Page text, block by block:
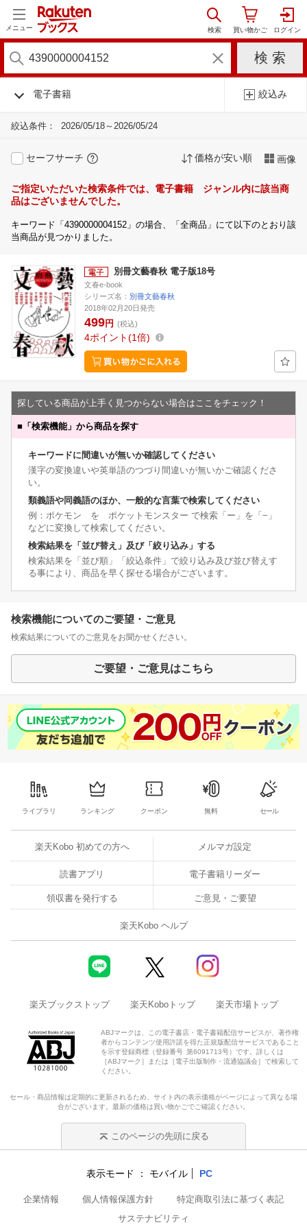
メニュー
電子書籍 絞込み
絞込条件： 2026/05/18～2026/05/24
セーフサーチ 価格が安い順 画像
ご指定いただいた検索条件では、電子書籍 ジャンル内に該当商
品はございませんでした。
キーワード「4390000004152」の場合、「全商品」にて以下のとおり該
当商品が見つかりました。
別冊文藝春秋 電子版18号
文春e-book
シリーズ名： 別冊文藝春秋
2018年02月20日発売
499円 (税込)
4ポイント 1倍
探している商品が上手く見つからない場合はここをチェック！
■ 「検索機能」から商品を探す
キーワードに間違いが無いか確認してください
漢字の変換違いや英単語のつづり間違いが無いかご確認くださ
い。
類義語や同義語のほか、一般的な言葉で検索してください
例：ポケモン を ポケットモンスター で検索「ー」を「−」
などに変換して検索してください。
検索結果を「並び替え」及び「絞り込み」する
検索結果を「並び順」「絞込条件」で絞り込み及び並び替えす
る事により、商品を早く探せる場合がございます。
検索機能についてのご要望・ご意見
検索結果についてのご意見をお聞かせください。
ご要望・ご意見はこちら
ライブラリ ランキング クーポン 無料 セール
楽天Kobo 初めての方へ メルマガ設定
読書アプリ 電子書籍リーダー
領収書を発行する ご意見・ご要望
楽天Kobo ヘルプ
楽天ブックストップ 楽天Koboトップ 楽天市場トップ
ABJマークは、この電子書店・電子書籍配信サービスが、著作権
者からコンテンツ使用許諾を得た正規版配信サービスであること
を示す登録商標（登録番号 第6091713号）です。詳しくは
［ABJマーク］または［電子出版制作・流通協議会］で検索して
ください。
セール・商品情報は定期的に更新されるため、サイト内の表示価格がページによって異なる場
合がございます。最新の価格は買い物かごでご確認ください。
このページの先頭に戻る
表示モード モバイル PC
企業情報 個人情報保護方針
特定商取引法に基づく表記
サステナビリティ